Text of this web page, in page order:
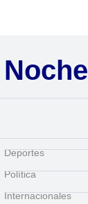
Deportes
Política
Internacionales